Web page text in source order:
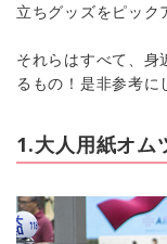
立ちグッズをピック
それらはすべて、身
るもの！是非参考に
1.大人用紙オム